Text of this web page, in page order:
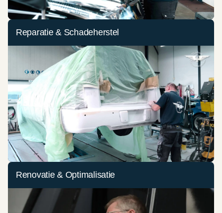
Reparatie & Schadeherstel
Renovatie & Optimalisatie